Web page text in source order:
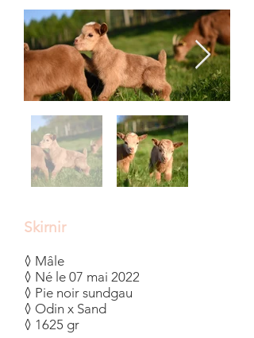
Skirnir
◊ Mâle
◊ Né le 07 mai 2022
◊ Pie noir sundgau
◊ Odin x Sand
◊ 1625 gr